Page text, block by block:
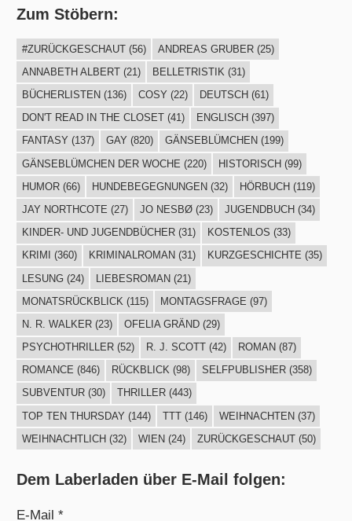
Zum Stöbern:
#ZURÜCKGESCHAUT(56) ANDREAS GRUBER(25)
ANNABETH ALBERT(21) BELLETRISTIK (31)
BÜCHERLISTEN (136) COSY (22) DEUTSCH (61)
DON'T READ IN THE CLOSET(41) ENGLISCH (397)
FANTASY (137) GAY (820) GÄNSEBLÜMCHEN (199)
GÄNSEBLÜMCHEN DER WOCHE (220) HISTORISCH(99)
HUMOR(66) HUNDEBEGEGNUNGEN (32) HÖRBUCH (119)
JAY NORTHCOTE (27) JO NESBØ(23) JUGENDBUCH (34)
KINDER- UND JUGENDBÜCHER(31) KOSTENLOS (33)
KRIMI
(360) KRIMINALROMAN (31) KURZGESCHICHTE (35)
LESUNG(24) LIEBESROMAN(21)
MONATSRÜCKBLICK (115) MONTAGSFRAGE (97)
N. R. WALKER(23) OFELIA GRÄND(29)
PSYCHOTHRILLER(52) R. J. SCOTT(42) ROMAN (87)
ROMANCE (846) RÜCKBLICK(98) SELFPUBLISHER(358)
SUBVENTUR(30) THRILLER(443)
TOP TEN THURSDAY (144) TTT(146) WEIHNACHTEN(37)
WEIHNACHTLICH (32) WIEN (24) ZURÜCKGESCHAUT(50)
Dem Laberladen über E-Mail folgen:
E-Mail *